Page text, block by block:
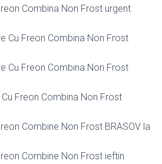
Combina Non Frost urgent
Cu Freon Combina Non Frost
Cu Freon Combina Non Frost
Freon Combina Non Frost
Combine Non Frost BRASOV la
Combine Non Frost ieftin